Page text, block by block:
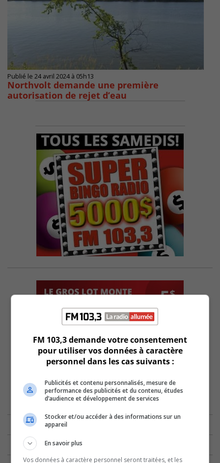
Publié le 24 avril 2024 à 05h13
Northvolt demande une première
autorisation de rejet d’eau
FM 103,3 demande votre consentement
pour utiliser vos données à caractère
personnel dans les cas suivants :
Publicités et contenu personnalisés, mesure de
performance des publicités et du contenu, études
d’audience et développement de services
Stocker et/ou accéder à des informations sur un
appareil
En savoir plus
Vos données à caractère personnel seront traitées, et les